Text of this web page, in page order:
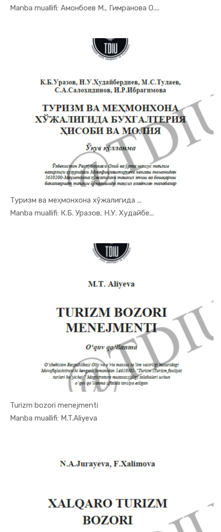
Manba muallifi: Амонбоев М., Гимранова О....
In Turizm ...
Туризм ва меҳмонхона хўжалигида ...
Manba muallifi: К.Б. Уразов, Н.У. Худайбе...
In Turizm ...
Turizm bozori menejmenti
Manba muallifi: M.T.AliyevaIn Turizm ...